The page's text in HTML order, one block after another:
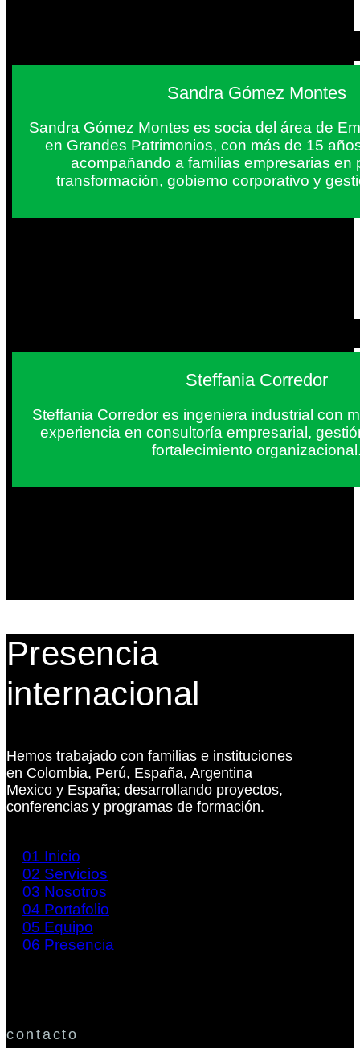
Sandra Gómez Montes
Sandra Gómez Montes es socia del área de
en Grandes Patrimonios, con más de 15
acompañando a familias empresarias en
transformación, gobierno corporativo y
Steffania Corredor
Steffania Corredor es ingeniera industrial con
experiencia en consultoría empresarial,
fortalecimiento
Presencia
internacional
Hemos trabajado con familias e instituciones
en Colombia, Perú, España, Argentina
Mexico y España; desarrollando proyectos,
conferencias y programas de formación.
01 Inicio
02 Servicios
03 Nosotros
04 Portafolio
05 Equipo
06 Presencia
contacto